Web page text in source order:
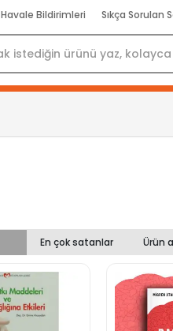
Havale Bildirimleri Sıkça Sorulan
En çok satanlar Ürün